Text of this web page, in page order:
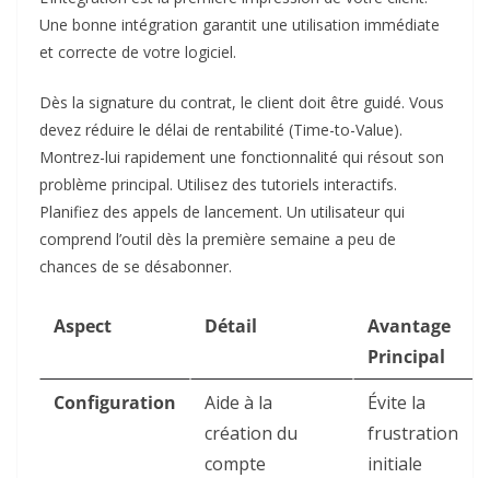
Une bonne intégration garantit une utilisation immédiate
et correcte de votre logiciel.
Dès la signature du contrat, le client doit être guidé. Vous
devez réduire le délai de rentabilité (Time-to-Value).
Montrez-lui rapidement une fonctionnalité qui résout son
problème principal. Utilisez des tutoriels interactifs.
Planifiez des appels de lancement. Un utilisateur qui
comprend l’outil dès la première semaine a peu de
chances de se désabonner.
Aspect Détail
Avantage
Principal
Configuration
Aide à la
création du
compte
Évite la
frustration
initiale